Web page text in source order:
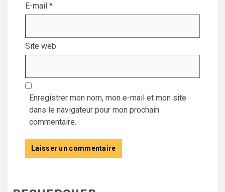
E-mail *
Site web
Enregistrer mon nom, mon e-mail et mon site
dans le navigateur pour mon prochain
commentaire.